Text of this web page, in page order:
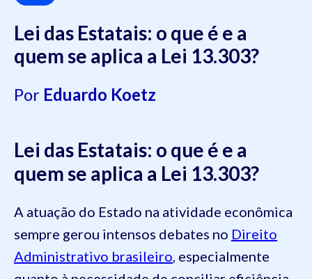
Lei das Estatais: o que é e a
quem se aplica a Lei 13.303?
Por Eduardo Koetz
Lei das Estatais: o que é e a
quem se aplica a Lei 13.303?
A atuação do Estado na atividade econômica
sempre gerou intensos debates no Direito
Administrativo brasileiro, especialmente